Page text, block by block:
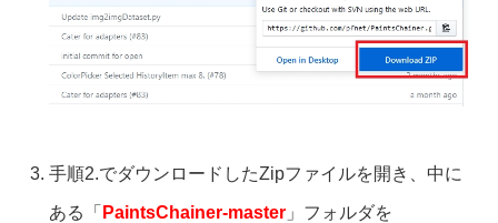
手順2.でダウンロードしたZipファイルを開き、中に
ある「 PaintsChainer-master 」フォルダを